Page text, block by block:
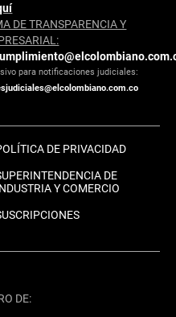
DE TRANSPARENCIA Y
para notificaciones judiciales:
DE PRIVACIDAD
DE
Y COMERCIO
DE: